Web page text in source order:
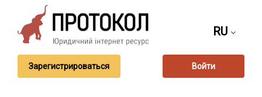
RU
Зарегистрироваться Войти